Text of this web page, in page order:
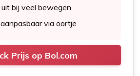
uit bij veel bewegen
via oortje
Prijs op Bol.com